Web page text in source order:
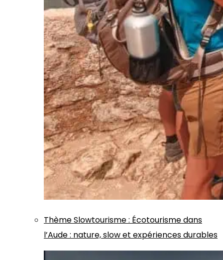
ThèmeSlowtourisme: Écotourisme dans
l’Aude : nature, slow et expériences durables